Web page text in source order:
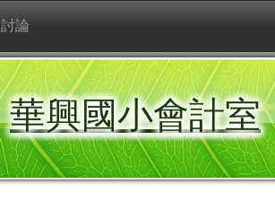
討論
華興國小會計室